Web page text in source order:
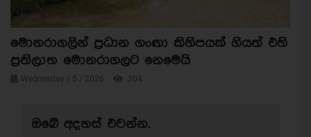
මොනරාගලින් ප්‍රධාන ගංඟා කිහිපයක් ගියත් එහි
ප්‍රතිලාභ මොනරාගලට නෙමෙයි
Wednesday / 5 / 2026 304
ඔබේ අදහස් එවන්න.